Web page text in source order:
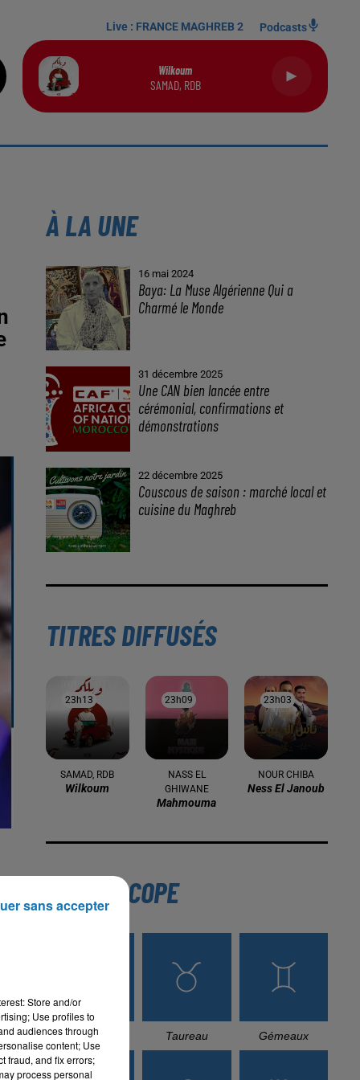
Live : FRANCE MAGHREB 2 Podcasts
Wilkoum
SAMAD, RDB
À LA UNE
16 mai 2024
Baya: La Muse Algérienne Qui a
Charmé le Monde
cérémonial, confirmations et
démonstrations
Couscous de saison : marché local et
cuisine du Maghreb
Store and/or
Use profiles to
audiences through
content; Use
fraud, and fix errors;
process personal
sans accepter